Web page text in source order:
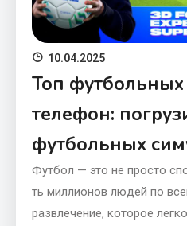
10.04.2025
Топ футбольных
телефон:
футбольных
Футбол — это не просто
ть миллионов людей по
развлечение, которое